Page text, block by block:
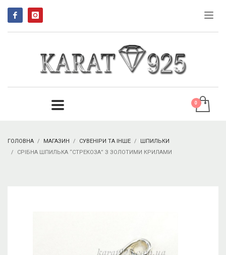
ГОЛОВНА МАГАЗИН СУВЕНІРИ ТА ІНШЕ
ШПИЛЬКИ
СРІБНА ШПИЛЬКА “СТРЕКОЗА” З ЗОЛОТИМИ КРИЛАМИ